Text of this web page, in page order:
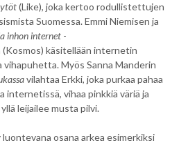
(Like), joka kertoo rodullistettujen
Suomessa. Emmi Niemisen ja
inhon internet -
käsitellään internetin
Myös Sanna Manderin
vilahtaa Erkki, joka purkaa pahaa
internetissä, vihaa pinkkiä väriä ja
leijailee musta pilvi.
osana arkea esimerkiksi